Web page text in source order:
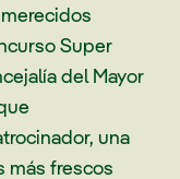
Super
del Mayor
una
más frescos